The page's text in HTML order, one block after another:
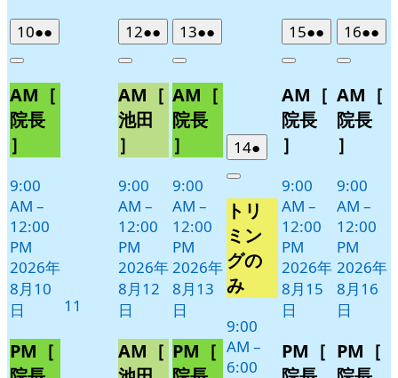
102026
年
月
10
日
●●
件
イ
ト)
Close
AM［
院長
］
9:00
AM –
12:00
PM
2026年
8月10
日
PM［
11
122026
年
月
12
日
●●
件
イ
ベ
ト)
Close
AM［
池田
］
9:00
AM –
12:00
PM
2026年
8月12
日
AM［
132026
年
月
13
日
●●
件
イ
ン
ト)
Close
AM［
院長
］
9:00
AM –
12:00
PM
2026年
8月13
日
PM［
142026
年
月
14
日
●
件
ベ
ン
ト)
Close
トリ
ミン
グの
み
9:00
AM –
6:00
152026
年
月
15
日
●●
件
イ
ベ
ト)
Close
AM［
院長
］
9:00
AM –
12:00
PM
2026年
8月15
日
PM［
162026
年
月
16
日
●●
件
イ
Close
AM［
院長
］
9:00
AM –
12:00
PM
2026年
8月16
日
PM［